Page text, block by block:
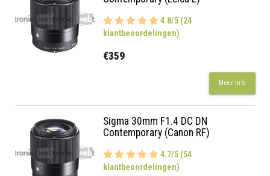
4.8/5 (24
klantbeoordelingen)
€359
Meer info
Sigma 30mm F1.4 DC DN
Contemporary (Canon RF)
4.7/5 (54
klantbeoordelingen)